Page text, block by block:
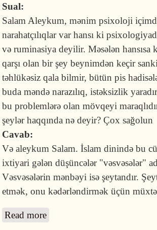
Sual:
Salam Aleykum, mənim psixoloji
narahatçılıqlar var hansı ki
və ruminasiya deyilir. Məsələn hansısa
qarşı olan bir şey beynimdən keçir
təhlükəsiz qala bilmir, bütün pis
buda məndə narazılıq, istəksizlik
bu problemlərə olan mövqeyi
şeylər haqqında nə deyir? Çox sağolun
Cavab:
Və aleykum Salam. İslam dinində bu
ixtiyari gələn düşüncələr "vəsvəsələr"
Vəsvəsələrin mənbəyi isə şeytandır.
etmək, onu kədərləndirmək üçün
Read more